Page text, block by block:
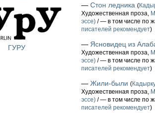
ГУРУ
— Стон ледника (
Художественная проза,
эссе) / — в том числе по
писателей рекомендует)
— Ясновидец из
Художественная проза,
эссе) / — в том числе по
писателей рекомендует)
— Жили-были (
Художественная проза,
эссе) / — в том числе по
писателей рекомендует)